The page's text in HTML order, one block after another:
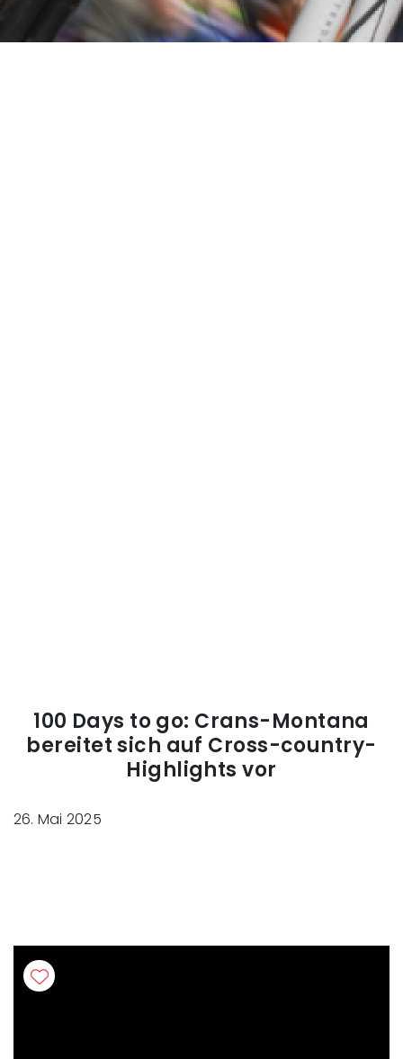
100 Days to go: Crans-Montana
bereitet sich auf Cross-country-
Highlights vor
26. Mai 2025